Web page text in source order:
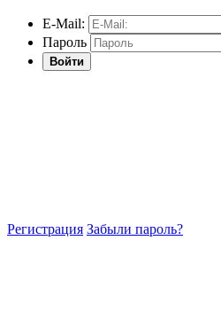
E-Mail:
Пароль
Войти
Регистрация Забыли пароль?